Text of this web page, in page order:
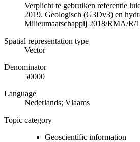
Verplicht te gebruiken referentie
2019. Geologisch (G3Dv3) en
Milieumaatschappij 2018/RMA/R/
Spatial representation type
Vector
Denominator
50000
Language
Nederlands; Vlaams
Topic category
Geoscientific information